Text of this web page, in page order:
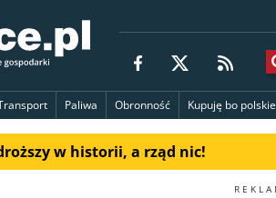
Paliwa Obronność Kupuję bo polskie
w historii, a rząd nic!